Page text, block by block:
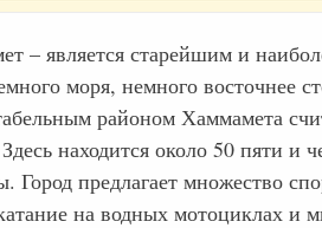
– является старейшим и
моря, немного восточнее
районом Хаммамета
находится около 50 пяти и
Город предлагает множество
на водных мотоциклах и